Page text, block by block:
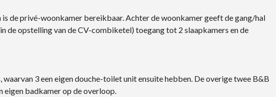
de privé-woonkamer bereikbaar. Achter de woonkamer geeft de gang/hal
de opstelling van de CV-combiketel) toegang tot 2 slaapkamers en de
3 een eigen douche-toilet unit ensuite hebben. De overige twee B&B
eigen badkamer op de overloop.